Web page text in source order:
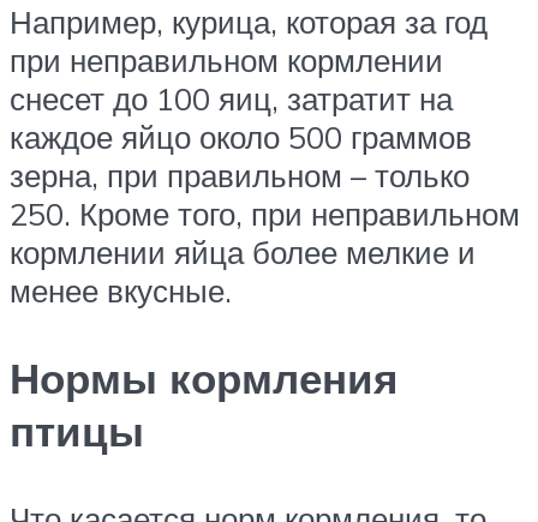
Например, курица, которая за год
при неправильном кормлении
снесет до 100 яиц, затратит на
каждое яйцо около 500 граммов
зерна, при правильном – только
250. Кроме того, при неправильном
кормлении яйца более мелкие и
менее вкусные.
Нормы кормления
птицы